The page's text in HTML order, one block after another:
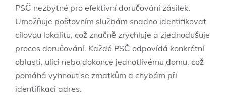
PSČ nezbytné pro efektivní doručování zásilek.
Umožňuje poštovním službám snadno identifikovat
cílovou lokalitu, což značně zrychluje a zjednodušuje
proces doručování. Každé PSČ odpovídá konkrétní
oblasti, ulici nebo dokonce jednotlivému domu, což
pomáhá vyhnout se zmatkům a chybám při
identifikaci adres.